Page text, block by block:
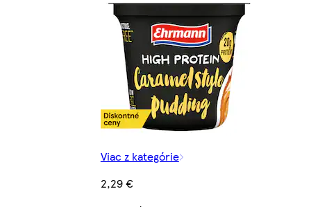
Viac z kategórie
2,29 €